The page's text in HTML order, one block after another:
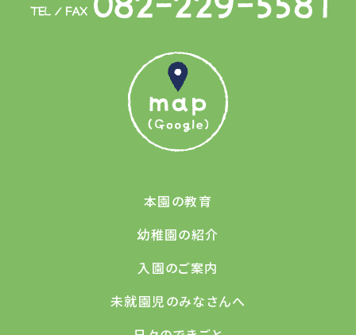
本園の教育
幼稚園の紹介
入園のご案内
未就園児のみなさんへ